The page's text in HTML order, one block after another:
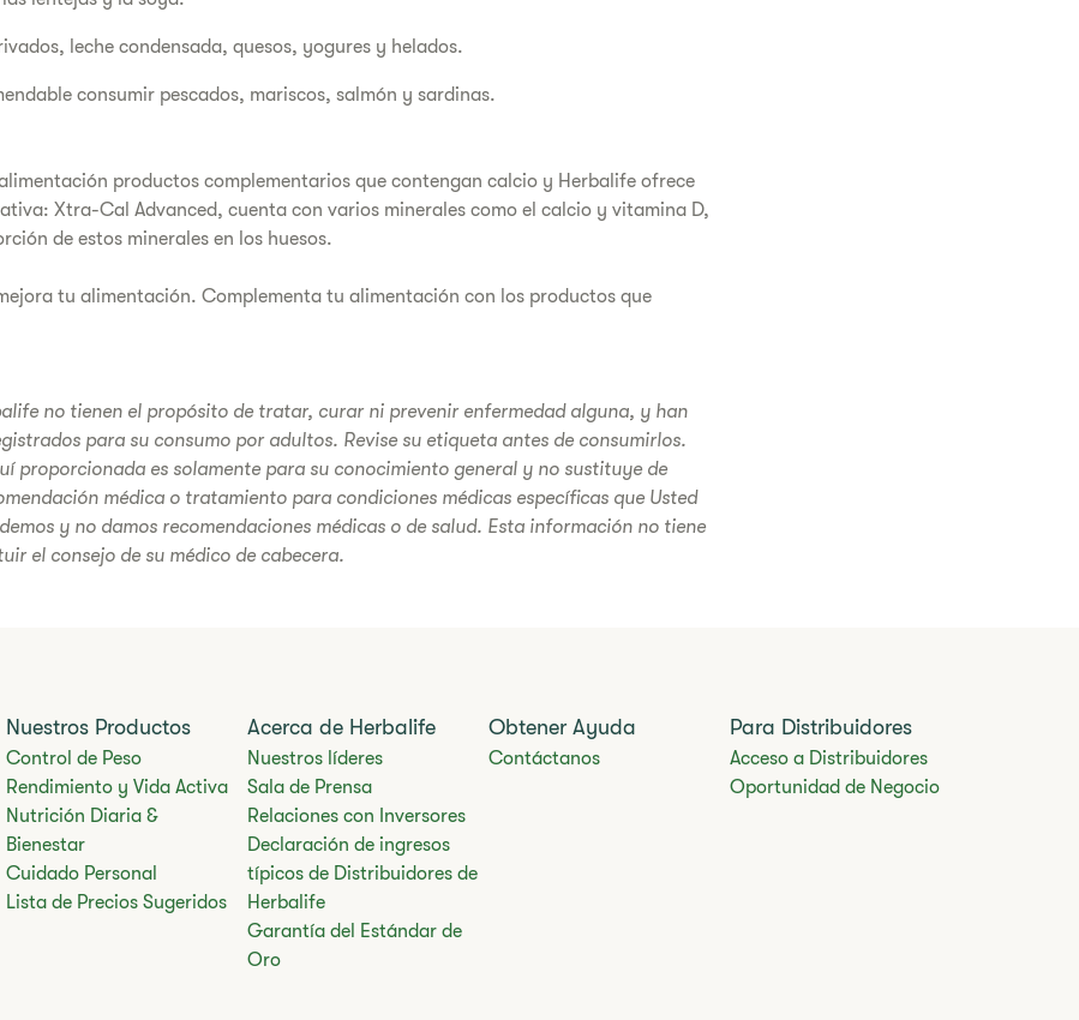
leche condensada, quesos, yogures y helados.
consumir pescados, mariscos, salmón y sardinas.
productos complementarios que contengan calcio y Herbalife ofrece
Xtra-Cal Advanced, cuenta con varios minerales como el calcio y vitamina D,
de estos minerales en los huesos.
tu alimentación. Complementa tu alimentación con los productos que
no tienen el propósito de tratar, curar ni prevenir enfermedad alguna, y han
para su consumo por adultos. Revise su etiqueta antes de consumirlos.
proporcionada es solamente para su conocimiento general y no sustituye de
médica o tratamiento para condiciones médicas específicas que Usted
y no damos recomendaciones médicas o de salud. Esta información no tiene
el consejo de su médico de cabecera.
Nuestros Productos
Control de Peso
Rendimiento y Vida Activa
Nutrición Diaria &
Bienestar
Cuidado Personal
Lista de Precios Sugeridos
Acerca de Herbalife
Nuestros líderes
Sala de Prensa
Relaciones con Inversores
Declaración de ingresos
típicos de Distribuidores de
Herbalife
Garantía del Estándar de
Oro
Obtener Ayuda
Contáctanos
Para Distribuidores
Acceso a Distribuidores
Oportunidad de Negocio